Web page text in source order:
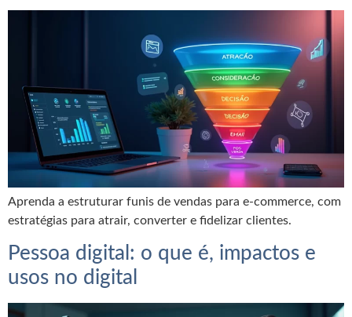
Aprenda a estruturar funis de vendas para e-commerce, com
estratégias para atrair, converter e fidelizar clientes.
Pessoa digital: o que é, impactos e
usos no digital